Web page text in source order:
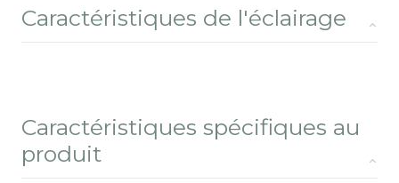
Caractéristiques de l'éclairage
Caractéristiques spécifiques au
produit